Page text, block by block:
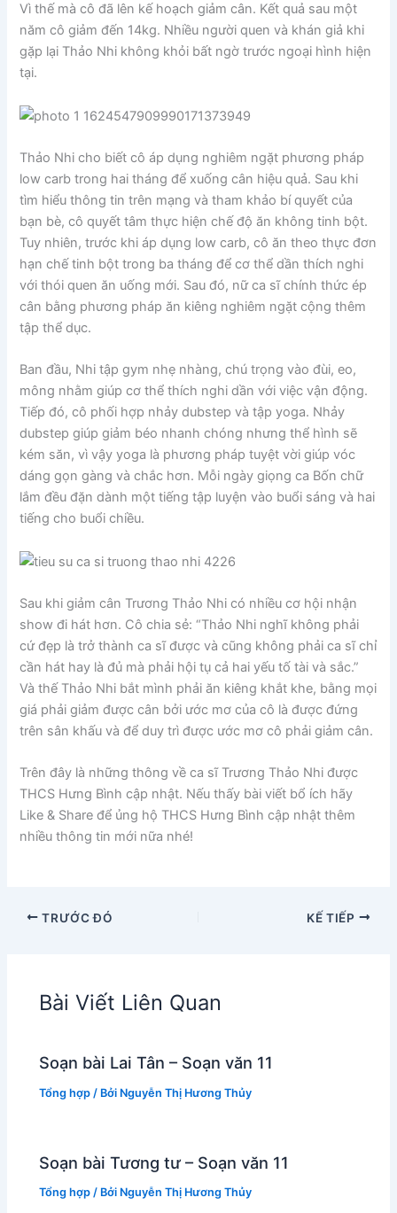
Vì thế mà cô đã lên kế hoạch giảm cân. Kết quả sau một
năm cô giảm đến 14kg. Nhiều người quen và khán giả khi
gặp lại Thảo Nhi không khỏi bất ngờ trước ngoại hình hiện
tại.
Thảo Nhi cho biết cô áp dụng nghiêm ngặt phương pháp
low carb trong hai tháng để xuống cân hiệu quả. Sau khi
tìm hiểu thông tin trên mạng và tham khảo bí quyết của
bạn bè, cô quyết tâm thực hiện chế độ ăn không tinh bột.
Tuy nhiên, trước khi áp dụng low carb, cô ăn theo thực đơn
hạn chế tinh bột trong ba tháng để cơ thể dần thích nghi
với thói quen ăn uống mới. Sau đó, nữ ca sĩ chính thức ép
cân bằng phương pháp ăn kiêng nghiêm ngặt cộng thêm
tập thể dục.
Ban đầu, Nhi tập gym nhẹ nhàng, chú trọng vào đùi, eo,
mông nhằm giúp cơ thể thích nghi dần với việc vận động.
Tiếp đó, cô phối hợp nhảy dubstep và tập yoga. Nhảy
dubstep giúp giảm béo nhanh chóng nhưng thể hình sẽ
kém săn, vì vậy yoga là phương pháp tuyệt vời giúp vóc
dáng gọn gàng và chắc hơn. Mỗi ngày giọng ca Bốn chữ
lắm đều đặn dành một tiếng tập luyện vào buổi sáng và hai
tiếng cho buổi chiều.
Sau khi giảm cân Trương Thảo Nhi có nhiều cơ hội nhận
show đi hát hơn. Cô chia sẻ: “Thảo Nhi nghĩ không phải
cứ đẹp là trở thành ca sĩ được và cũng không phải ca sĩ chỉ
cần hát hay là đủ mà phải hội tụ cả hai yếu tố tài và sắc.”
Và thế Thảo Nhi bắt mình phải ăn kiêng khắt khe, bằng mọi
giá phải giảm được cân bởi ước mơ của cô là được đứng
trên sân khấu và để duy trì được ước mơ cô phải giảm cân.
Trên đây là những thông về ca sĩ Trương Thảo Nhi được
THCS Hưng Bình cập nhật. Nếu thấy bài viết bổ ích hãy
Like & Share để ủng hộ THCS Hưng Bình cập nhật thêm
nhiều thông tin mới nữa nhé!
TRƯỚC ĐÓ KẾ TIẾP
Bài Viết Liên Quan
Soạn bài Lai Tân – Soạn văn 11
Tổng hợp / Bởi Nguyễn Thị Hương Thủy
Soạn bài Tương tư – Soạn văn 11
Tổng hợp / Bởi Nguyễn Thị Hương Thủy